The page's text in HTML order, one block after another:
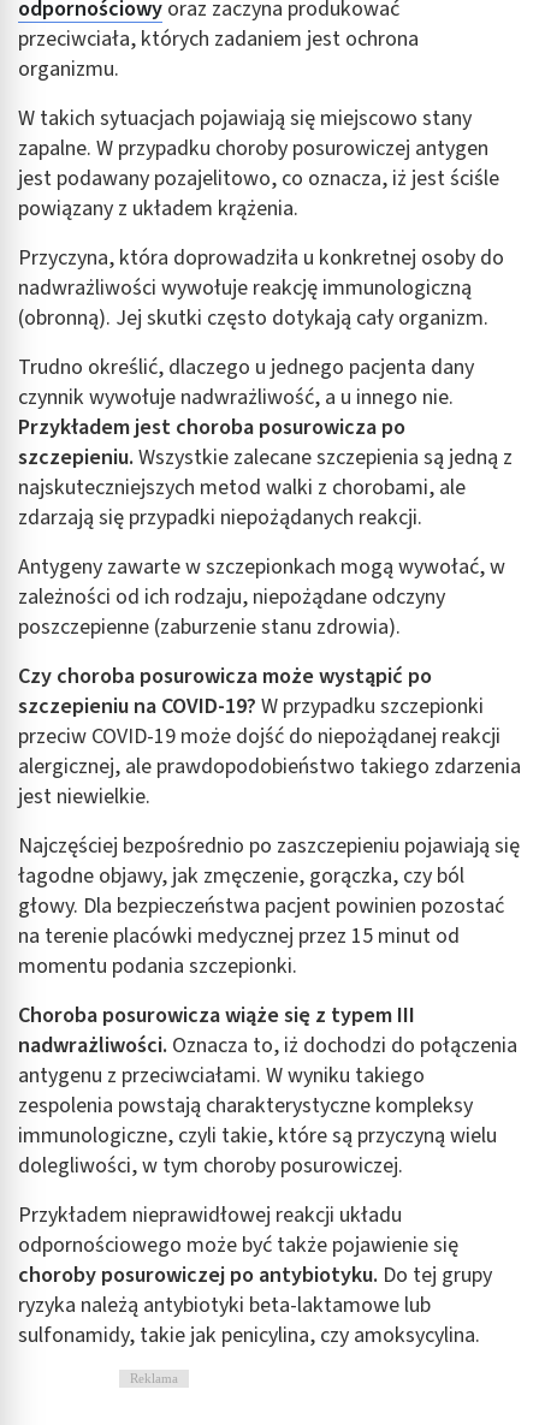
odpornościowy oraz zaczyna produkować
przeciwciała, których zadaniem jest ochrona
organizmu.
W takich sytuacjach pojawiają się miejscowo stany
zapalne. W przypadku choroby posurowiczej antygen
jest podawany pozajelitowo, co oznacza, iż jest ściśle
powiązany z układem krążenia.
Przyczyna, która doprowadziła u konkretnej osoby do
nadwrażliwości wywołuje reakcję immunologiczną
(obronną). Jej skutki często dotykają cały organizm.
Trudno określić, dlaczego u jednego pacjenta dany
czynnik wywołuje nadwrażliwość, a u innego nie.
Przykładem jest choroba posurowicza po
szczepieniu.Wszystkie zalecane szczepienia są jedną z
najskuteczniejszych metod walki z chorobami, ale
zdarzają się przypadki niepożądanych reakcji.
Antygeny zawarte w szczepionkach mogą wywołać, w
zależności od ich rodzaju, niepożądane odczyny
poszczepienne (zaburzenie stanu zdrowia).
Czy choroba posurowicza może wystąpić po
szczepieniu na COVID-19? W przypadku szczepionki
przeciw COVID-19 może dojść do niepożądanej reakcji
alergicznej, ale prawdopodobieństwo takiego zdarzenia
jest niewielkie.
Najczęściej bezpośrednio po zaszczepieniu pojawiają się
łagodne objawy, jak zmęczenie, gorączka, czy ból
głowy. Dla bezpieczeństwa pacjent powinien pozostać
na terenie placówki medycznej przez 15 minut od
momentu podania szczepionki.
Choroba posurowicza wiąże się z typem III
nadwrażliwości. Oznacza to, iż dochodzi do połączenia
antygenu z przeciwciałami. W wyniku takiego
zespolenia powstają charakterystyczne kompleksy
immunologiczne, czyli takie, które są przyczyną wielu
dolegliwości, w tym choroby posurowiczej.
Przykładem nieprawidłowej reakcji układu
odpornościowego może być także pojawienie się
choroby posurowiczej po antybiotyku. Do tej grupy
ryzyka należą antybiotyki beta-laktamowe lub
sulfonamidy, takie jak penicylina, czy amoksycylina.
Reklama